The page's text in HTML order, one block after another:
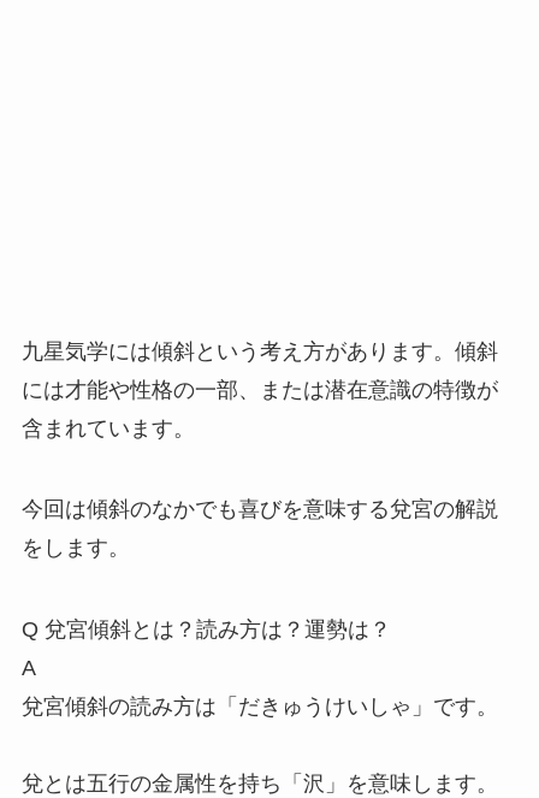
九星気学には傾斜という考え方があります。傾斜
には才能や性格の一部、または潜在意識の特徴が
含まれています。
今回は傾斜のなかでも喜びを意味する兌宮の解説
をします。
Q 兌宮傾斜とは？読み方は？運勢は？
A
兌宮傾斜の読み方は「だきゅうけいしゃ」です。
兌とは五行の金属性を持ち「沢」を意味します。